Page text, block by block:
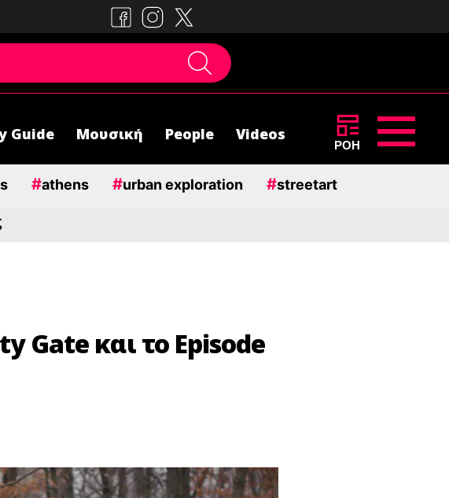
Guide Μουσική People Videos
ΡΟΗ
#athens #urban exploration #streetart
Gate και το Episode